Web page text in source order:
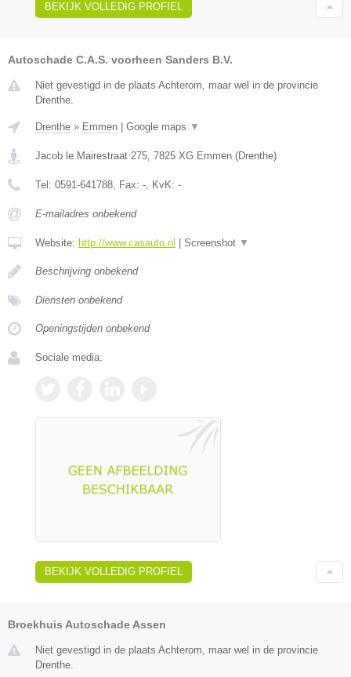
BEKIJK VOLLEDIG PROFIEL
Autoschade C.A.S. voorheen Sanders B.V.
Niet gevestigd in de plaats Achterom, maar wel in de provincie
Drenthe.
Drenthe » Emmen Google maps ▼
Jacob le Mairestraat 275, 7825 XG Emmen (Drenthe)
Tel: 0591-641788, Fax: -, KvK: -
E-mailadres onbekend
Website: http://www.casauto.nl Screenshot ▼
Beschrijving onbekend
Diensten onbekend
Openingstijden onbekend
Sociale media:
BEKIJK VOLLEDIG PROFIEL
Broekhuis Autoschade Assen
Niet gevestigd in de plaats Achterom, maar wel in de provincie
Drenthe.